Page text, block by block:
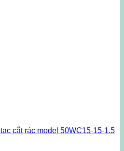
cắt rác model 50WC15-15-1.5